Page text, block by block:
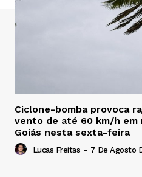
Ciclone-bomba provoca
vento de até 60 km/h em
Goiás nesta sexta-feira
Lucas Freitas - 7 De Agosto